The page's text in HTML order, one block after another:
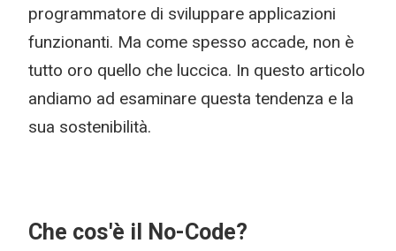
programmatore di sviluppare applicazioni
funzionanti. Ma come spesso accade, non è
tutto oro quello che luccica. In questo articolo
andiamo ad esaminare questa tendenza e la
sua sostenibilità.
Che cos'è il No-Code?